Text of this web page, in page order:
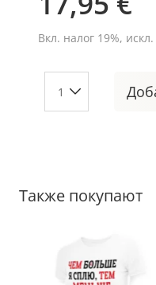
Вкл. налог 19%, искл.
Также покупают